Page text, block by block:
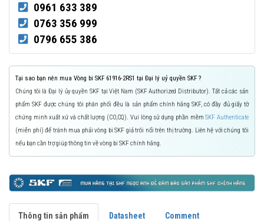
0961 633 389
0763 356 999
0796 655 386
Tại sao bạn nên mua Vòng bi SKF 61916-2RS1 tại Đại lý uỷ quyền SKF ?
Chúng tôi là Đại lý ủy quyền SKF tại Việt Nam (SKF Authorized Distributor). Tất cả các sản
phẩm SKF được chúng tôi phân phối đều là sản phẩm chính hãng SKF, có đầy đủ giấy tờ
chứng minh xuất xứ và chất lượng (CO,CQ). Vui lòng sử dụng phần mềmSKF Authenticate
(miễn phí) để tránh mua phải vòng bi SKF giả trôi nổi trên thị trường. Liên hệ với chúng tôi
nếu bạn cần trợ giúp thông tin về vòng bi SKF chính hãng.
Thông tin sản phẩm Datasheet Comment